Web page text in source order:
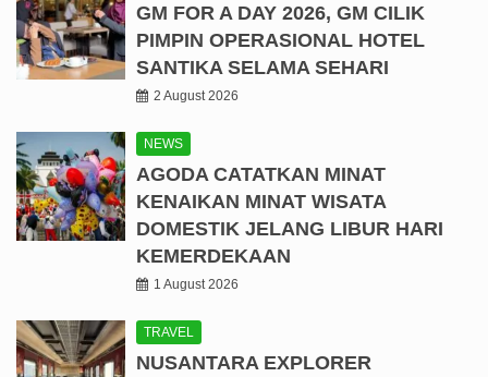
GM FOR A DAY 2026, GM CILIK
PIMPIN OPERASIONAL HOTEL
SANTIKA SELAMA SEHARI
2 August 2026
NEWS
AGODA CATATKAN MINAT
KENAIKAN MINAT WISATA
DOMESTIK JELANG LIBUR HARI
KEMERDEKAAN
1 August 2026
TRAVEL
NUSANTARA EXPLORER